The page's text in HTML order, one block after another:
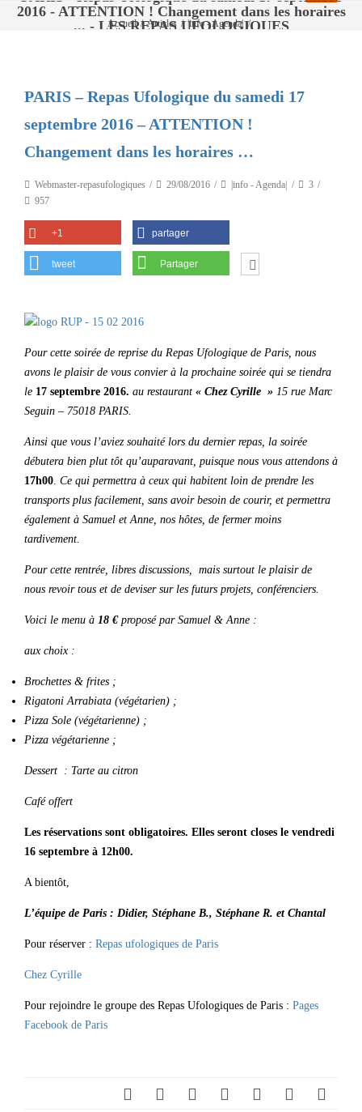
2016 - ATTENTION ! Changement dans les horaires
... - LES REPAS UFOLOGIQUES
Accueil / Articles / |info - Agenda| /
PARIS – Repas Ufologique du samedi 17
septembre 2016 – ATTENTION !
Changement dans les horaires …
Webmaster-repasufologiques 29/08/2016 |info - Agenda|
3
957
+1 partager
tweet Partager
Pour cette soirée de reprise du Repas Ufologique de Paris, nous
avons le plaisir de vous convier à la prochaine soirée qui se tiendra
le 17 septembre 2016. au restaurant « Chez Cyrille » 15 rue Marc
Seguin – 75018 PARIS.
Ainsi que vous l’aviez souhaité lors du dernier repas, la soirée
débutera bien plut tôt qu’auparavant, puisque nous vous attendons à
17h00. Ce qui permettra à ceux qui habitent loin de prendre les
transports plus facilement, sans avoir besoin de courir, et permettra
également à Samuel et Anne, nos hôtes, de fermer moins
tardivement.
Pour cette rentrée, libres discussions, mais surtout le plaisir de
nous revoir tous et de deviser sur les futurs projets, conférenciers.
Voici le menu à 18 €proposé par Samuel & Anne :
aux choix :
Brochettes & frites ;
Rigatoni Arrabiata (végétarien) ;
Pizza Sole (végétarienne) ;
Pizza végétarienne ;
Dessert : Tarte au citron
Café offert
Les réservations sont obligatoires. Elles seront closes le vendredi
16 septembre à 12h00.
A bientôt,
L’équipe de Paris : Didier, Stéphane B., Stéphane R. et Chantal
Pour réserver : Repas ufologiques de Paris
Chez Cyrille
Pour rejoindre le groupe des Repas Ufologiques de Paris : Pages
Facebook de Paris